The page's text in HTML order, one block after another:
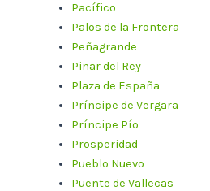
Pacífico
Palos de la Frontera
Peñagrande
Pinar del Rey
Plaza de España
Príncipe de Vergara
Príncipe Pío
Prosperidad
Pueblo Nuevo
Puente de Vallecas